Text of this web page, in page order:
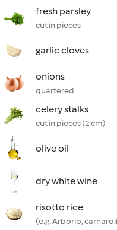
fresh parsley
cut in pieces
garlic cloves
onions
quartered
celery stalks
cut in pieces (2 cm)
olive oil
dry white wine
risotto rice
(e.g. Arborio,